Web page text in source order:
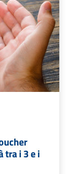
tra i 3 e i